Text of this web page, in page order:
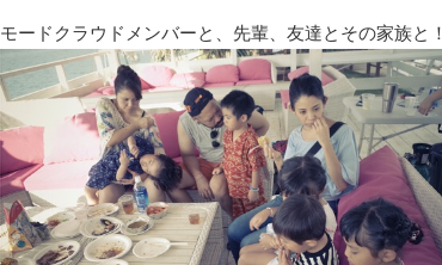
モードクラウドメンバーと、先輩、友達とその家族と！